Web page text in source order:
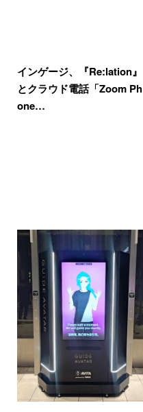
インゲージ、『Re:lation』
とクラウド電話「Zoom Ph
one…